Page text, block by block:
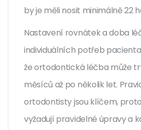
by je měli nosit minimálně 22
Nastavení rovnátek a doba
individuálních potřeb
že ortodontická léčba může
měsíců až po několik let.
ortodontisty jsou klíčem,
vyžadují pravidelné úpravy a